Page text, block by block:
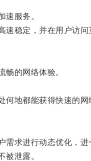
服务。
稳定，并在用户访问
的网络体验。
地都能获得快速的网
求进行动态优化，进
泄露。